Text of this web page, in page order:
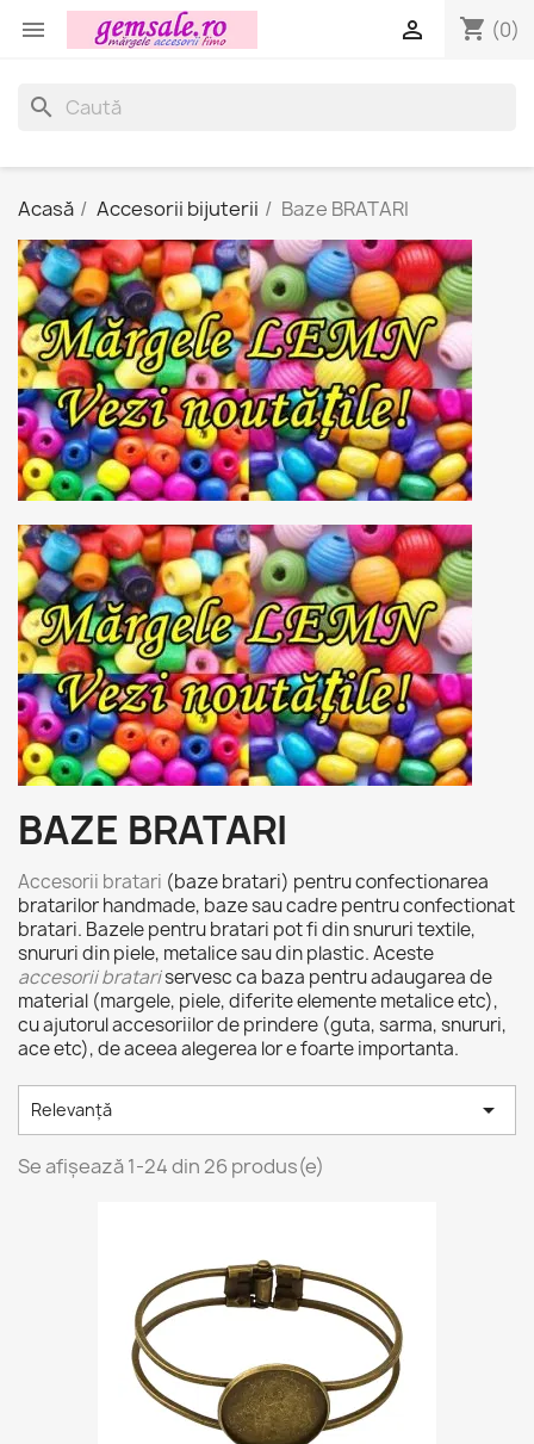
 shopping_cart (0)

search
Acasă Accesorii bijuterii Baze BRATARI
BAZE BRATARI
Accesorii bratari (baze bratari) pentru confectionarea
bratarilor handmade, baze sau cadre pentru confectionat
bratari. Bazele pentru bratari pot fi din snururi textile,
snururi din piele, metalice sau din plastic. Aceste
accesorii bratariservesc ca baza pentru adaugarea de
material (margele, piele, diferite elemente metalice etc),
cu ajutorul accesoriilor de prindere (guta, sarma, snururi,
ace etc), de aceea alegerea lor e foarte importanta.
Relevanță 
Se afișează 1-24 din 26 produs(e)